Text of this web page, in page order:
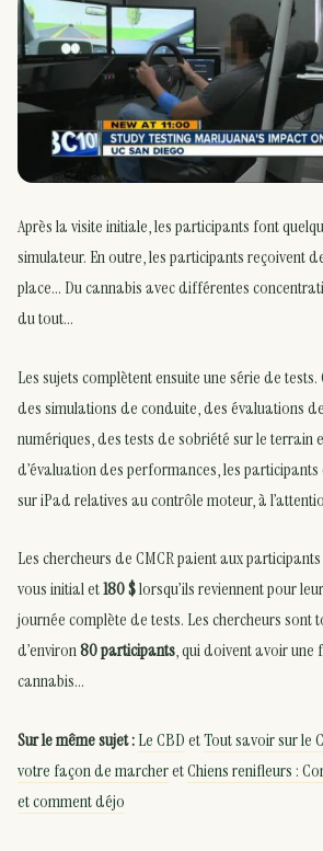
Après la visite initiale, les participants font
simulateur. En outre, les participants reçoivent
place… Du cannabis avec différentes
du tout…
Les sujets complètent ensuite une série de
des simulations de conduite, des évaluations
numériques, des tests de sobriété sur le terrain
d’évaluation des performances, les
sur iPad relatives au contrôle moteur, à
Les chercheurs de CMCR paient aux participants
vous initial et180 $lorsqu’ils reviennent pour
journée complète de tests. Les chercheurs sont
d’environ80 participants, qui doivent avoir une
cannabis…
Sur le même sujet :Le CBDetTout savoir sur le
votre façon de marcheretChiens renifleurs :
et comment déjo